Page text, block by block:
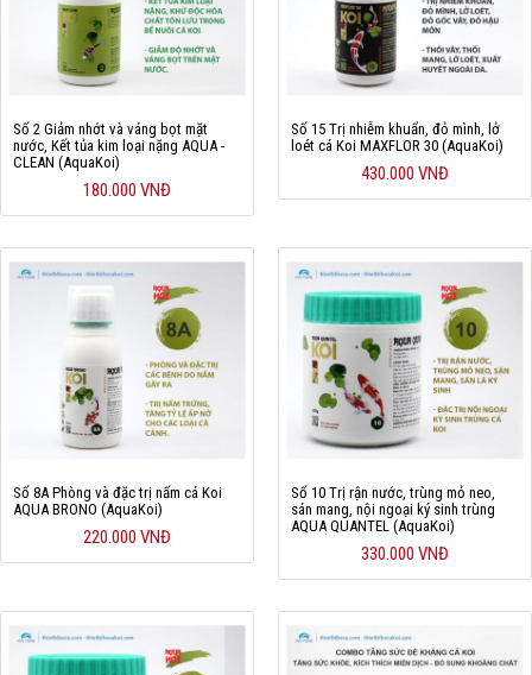
Số 2 Giảm nhớt và váng bọt mặt
nước, Kết tủa kim loại nặng AQUA -
CLEAN (AquaKoi)
180.000 VNĐ
Số 15 Trị nhiễm khuẩn, đỏ mình, lở
loét cá Koi MAXFLOR 30 (AquaKoi)
430.000 VNĐ
Số 8A Phòng và đặc trị nấm cá Koi
AQUA BRONO (AquaKoi)
220.000 VNĐ
Số 10 Trị rận nước, trùng mỏ neo,
sán mang, nội ngoại ký sinh trùng
AQUA QUANTEL (AquaKoi)
330.000 VNĐ